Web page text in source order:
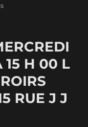
15 H 00 L
RUE J J